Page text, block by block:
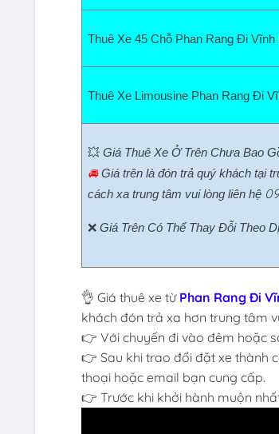
Thuê Xe 45 Chỗ Phan Rang Đi Vĩnh
Thuê Xe Limousine Phan Rang Đi
💥 Giá Thuê Xe Ở Trên Chưa Bao
🚘 Giá trên là đón trả quý khách tại
cách xa trung tâm vui lòng liên hệ
❌ Giá Trên Có Thể Thay Đỗi Theo
👌 Giá thuê xe từ Phan Rang Đi
khách đón trả xa hơn trung tâm
👉 Với chuyến đi vào đêm hoặc
👉 Sau khi trao đổi đặt xe thành
thoại hoặc email bạn cung cấp.
👉 Trước khi khởi hành muộn